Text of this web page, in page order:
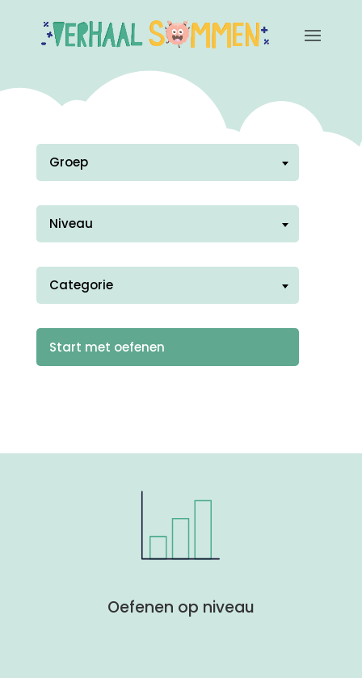
Groep
Niveau
Categorie
Start met oefenen
Oefenen op niveau